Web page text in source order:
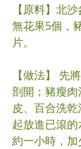
【原料】北
無花果5個，
片。
【做法】 先
剖開；豬瘦
皮、百合洗
起放進已滾
約一小時，